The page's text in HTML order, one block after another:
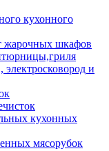
кухонного
жарочных шкафов
электросковород и
кухонных
мясорубок